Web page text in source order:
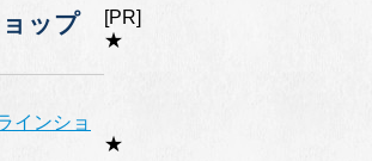
ップ
[PR]
★
インショ
★